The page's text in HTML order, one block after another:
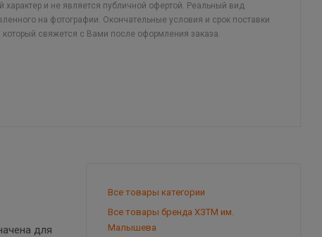
характер и не является публичной офертой. Реальный вид
на фотографии. Окончательные условия и срок поставки
свяжется с Вами после оформления заказа.
для
Все товары категории
Все товары бренда ХЗТМ им.
Малышева